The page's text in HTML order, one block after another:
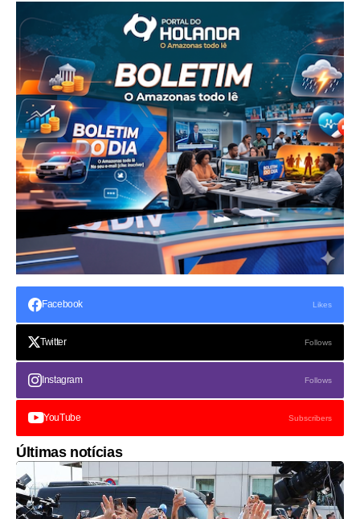
Facebook Likes
Twitter Follows
Instagram Follows
YouTube Subscribers
Últimas notícias